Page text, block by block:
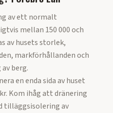
av ett normalt
mellan 150 000 och
av husets storlek,
markförhållanden och
berg.
en enda sida av huset
Kom ihåg att dränering
tilläggsisolering av